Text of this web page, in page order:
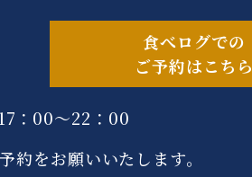
食べログでの
ご予約はこちら
：00～22：00
約をお願いいたします。